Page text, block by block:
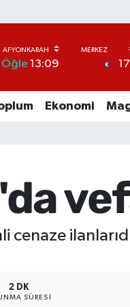
Öğle 13:09 17
Ekonomi
2 DK
SÜRESI